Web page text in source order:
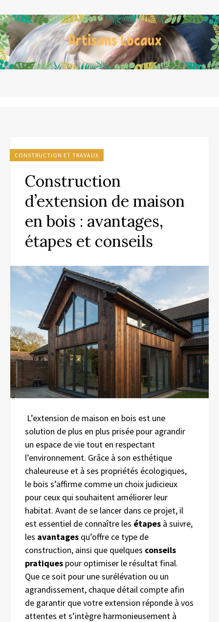
CONSTRUCTION ET TRAVAUX
Construction
d’extension de maison
en bois : avantages,
étapes et conseils
L’extension de maison en bois est une
solution de plus en plus prisée pour agrandir
un espace de vie tout en respectant
l’environnement. Grâce à son esthétique
chaleureuse et à ses propriétés écologiques,
le bois s’affirme comme un choix judicieux
pour ceux qui souhaitent améliorer leur
habitat. Avant de se lancer dans ce projet, il
est essentiel de connaître les étapes à suivre,
les avantages qu’offre ce type de
construction, ainsi que quelques conseils
pratiques pour optimiser le résultat final.
Que ce soit pour une surélévation ou un
agrandissement, chaque détail compte afin
de garantir que votre extension réponde à vos
attentes et s’intègre harmonieusement à